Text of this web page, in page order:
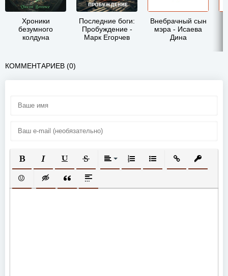
Хроники
безумного
колдуна
Vincent Bowence
Последние боги:
Пробуждение -
Марк Егорчев
Внебрачный сын
мэра - Исаева
Дина
КОММЕНТАРИЕВ (0)
ПОЛУЖИРНЫЙ
КУРСИВПОДЧЕРКНУТЫЙ
ЗАЧЕРКНУТЫЙВЫРАВНИВАНИЕ
НУМЕРОВАННЫЙ СПИСОК
МАРКИРОВАННЫЙ
ВСТАВИТЬ
ВСТАВИТЬ СМАЙЛИК
ВСТАВКА СКРЫТОГО ТЕКСТА
ВСТАВКА ЦИТАТЫ
ВСТАВКА СПОЙЛЕРА